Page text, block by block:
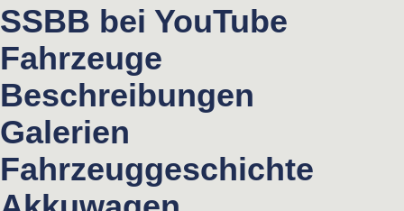
SSBB bei YouTube
Fahrzeuge
Beschreibungen
Galerien
Fahrzeuggeschichte